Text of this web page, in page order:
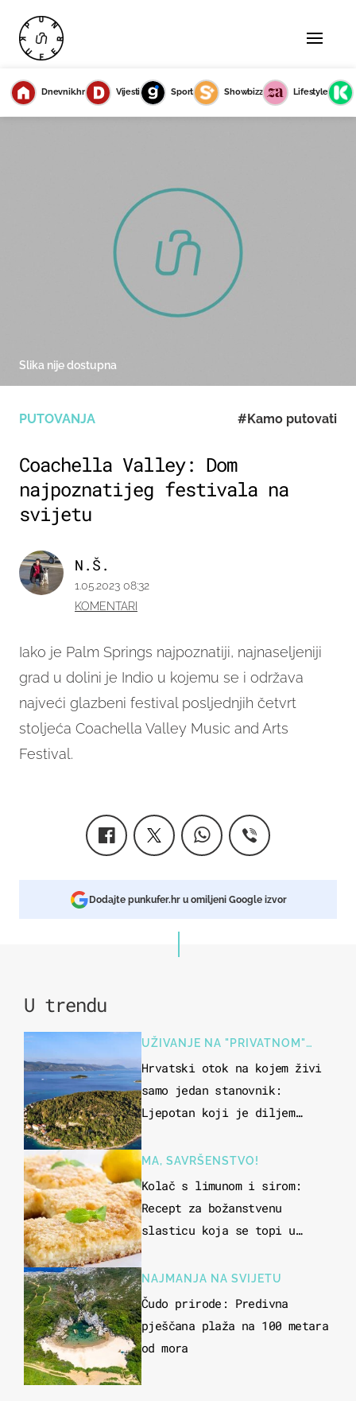
Dnevnik.hr Vijesti Sport Showbizz Lifestyle
PUTOVANJA #Kamo putovati
Coachella Valley: Dom
najpoznatijeg festivala na
svijetu
Iako je Palm Springs najpoznatiji, najnaseljeniji
grad u dolini je Indio u kojemu se i održava
najveći glazbeni festival posljednjih četvrt
stoljeća Coachella Valley Music and Arts
Festival.
N.Š.
1.05.2023 08:32
KOMENTARI
Slika nije dostupna
Dodajte punkufer.hr u omiljeni Google izvor
U trendu
UŽIVANJE NA "PRIVATNOM"
OTOKU
Hrvatski otok na kojem živi
samo jedan stanovnik:
Ljepotan koji je diljem
"bijelom zlatu"
MA, SAVRŠENSTVO!
Kolač s limunom i sirom:
Recept za božanstvenu
slasticu koja se topi u
NAJMANJA NA SVIJETU
Čudo prirode: Predivna
pješčana plaža na 100 metara
od mora